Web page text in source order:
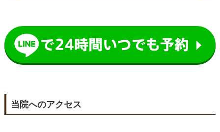
当院へのアクセス